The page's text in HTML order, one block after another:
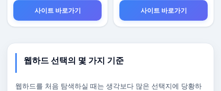
사이트 바로가기
사이트 바로가기
웹하드 선택의 몇 가지 기준
웹하드를 처음 탐색하실 때는 생각보다 많은 선택지에 당황하